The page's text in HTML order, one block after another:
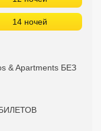
ваши даты